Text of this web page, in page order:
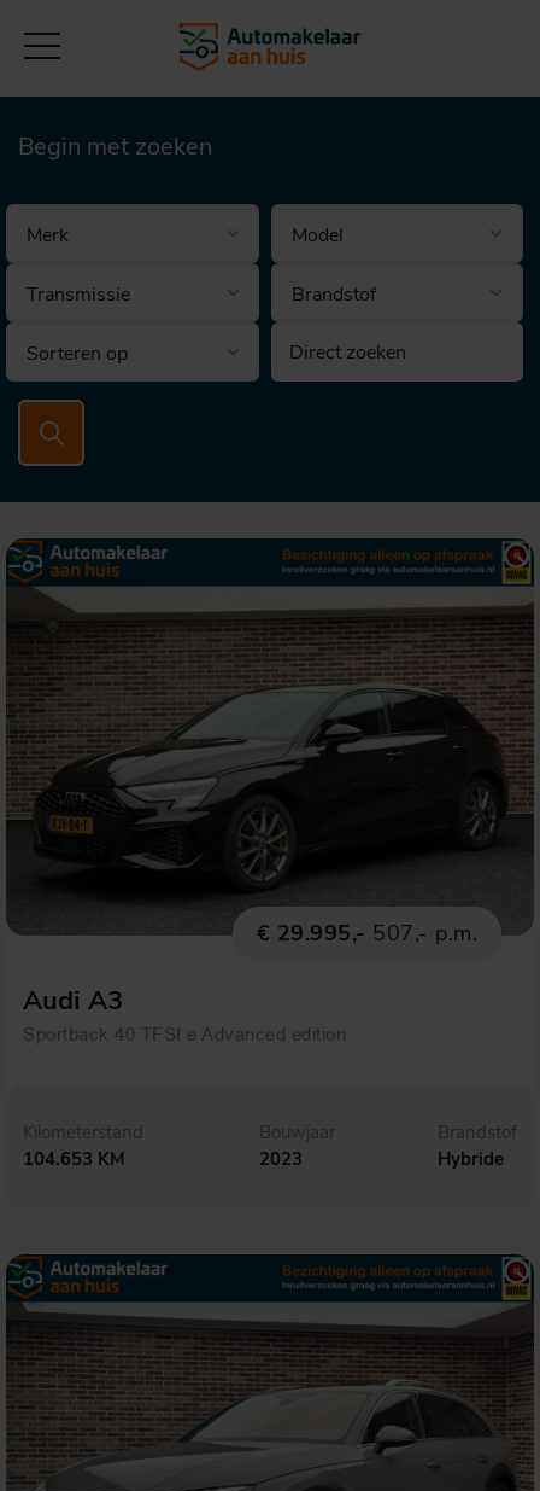
Begin met zoeken
Brandstof
€ 29.995,- 507,- p.m.
Audi A3
Sportback 40 TFSI e Advanced edition
Kilometerstand
104.653 KM
Bouwjaar
2023
Brandstof
Hybride